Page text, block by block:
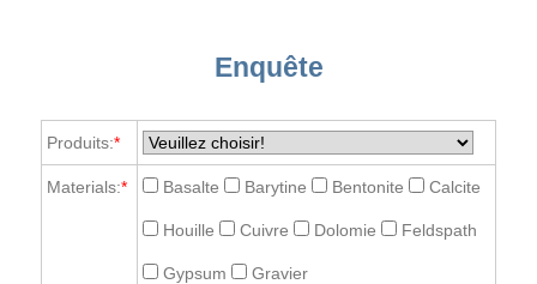
Enquête
Produits:*
Materials:* Basalte Barytine Bentonite Calcite
Houille Cuivre Dolomie Feldspath
Gypsum Gravier